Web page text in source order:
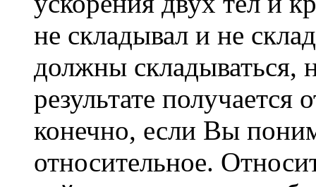
не складывал и не
должны складываться,
результате получается
конечно, если Вы
относительное.